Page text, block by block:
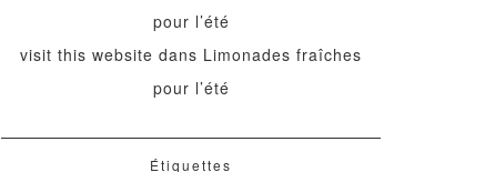
pour l’été
visit this website dans Limonades fraîches
pour l’été
Étiquettes